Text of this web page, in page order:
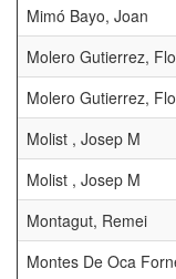
Mimó Bayo, Joan
Molero Gutierrez,
Molero Gutierrez,
Molist , Josep M
Molist , Josep M
Montagut, Remei
Montes De Oca